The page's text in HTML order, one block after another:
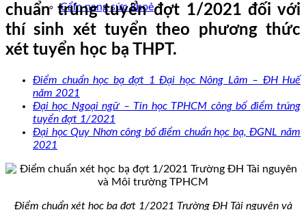
Cẩm nang sức khoẻ
chuẩn trúng tuyển đợt 1/2021 đối với
thí sinh xét tuyển theo phương thức
xét tuyển học bạ THPT.
Điểm chuẩn học bạ đợt 1 Đại học Nông Lâm – ĐH Huế
năm 2021
Đại học Ngoại ngữ – Tin học TPHCM công bố điểm trúng
tuyển đợt 1/2021
Đại học Quy Nhơn công bố điểm chuẩn học bạ, ĐGNL năm
2021
Điểm chuẩn xét học bạ đợt 1/2021 Trường ĐH Tài nguyên và